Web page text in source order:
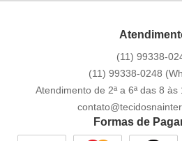
(11) 99338-
(11) 99338-0248
Atendimento de 2ª a 6ª das 8
Formas de